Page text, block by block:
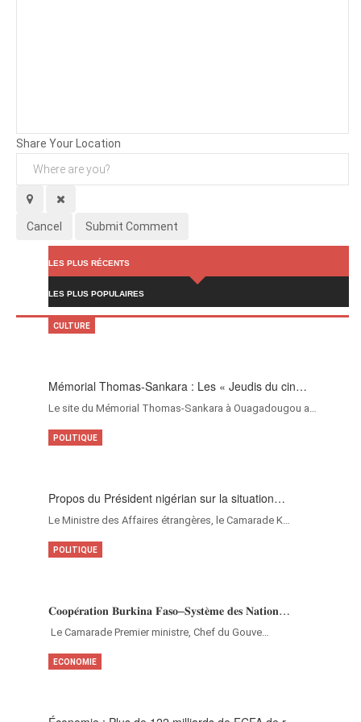
Share Your Location
Cancel Submit Comment
LES PLUS RÉCENTS
LES PLUS POPULAIRES
Mémorial Thomas-Sankara : Les « Jeudis du cin…
Le site du Mémorial Thomas-Sankara à Ouagadougou a…
CULTURE
Propos du Président nigérian sur la situation…
Le Ministre des Affaires étrangères, le Camarade K…
POLITIQUE
𝐂𝐨𝐨𝐩𝐞́𝐫𝐚𝐭𝐢𝐨𝐧 𝐁𝐮𝐫𝐤𝐢𝐧𝐚 𝐅𝐚𝐬𝐨–𝐒𝐲𝐬𝐭𝐞̀𝐦𝐞 𝐝𝐞𝐬 𝐍𝐚𝐭𝐢𝐨𝐧…
‎Le Camarade Premier ministre, Chef du Gouve…
POLITIQUE
ECONOMIE